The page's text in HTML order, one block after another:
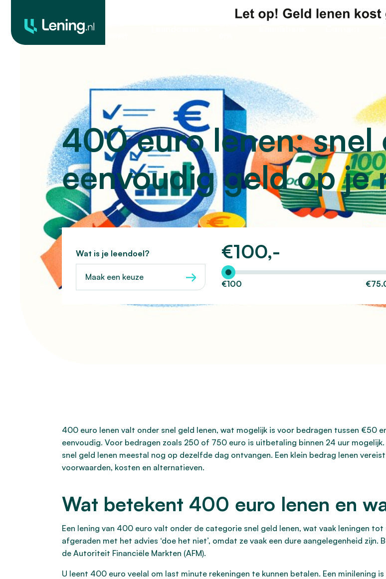
400 euro lenen: snel
eenvoudig geld op je
Wat is je leendoel?
Maak een keuze
€100,-
Hoeveel wilt u lenen?
€100
400 euro lenen valt onder snel geld lenen, wat mogelijk is voor bedragen tussen €50
eenvoudig. Voor bedragen zoals 250 of 750 euro is uitbetaling binnen 24 uur
snel geld lenen meestal nog op dezelfde dag ontvangen. Een klein bedrag lenen
voorwaarden, kosten en alternatieven.
Wat betekent 400 euro lenen en
Een lening van 400 euro valt onder de categorie snel geld lenen, wat vaak leningen
afgeraden met het advies ‘doe het niet’, omdat ze vaak een dure aangelegenheid
de Autoriteit Financiële Markten (AFM).
U leent 400 euro veelal om last minute rekeningen te kunnen betalen. Een minilening